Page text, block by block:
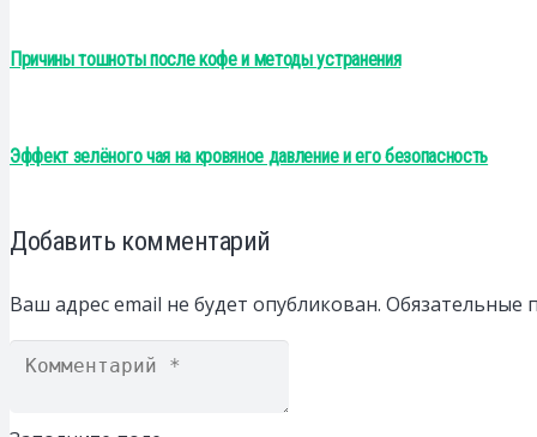
Причины тошноты после кофе и методы устранения
Эффект зелёного чая на кровяное давление и его безопасность
Добавить комментарий
Ваш адрес email не будет опубликован. Обязательные